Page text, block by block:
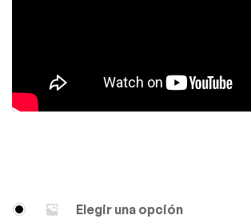
Elegir una opción